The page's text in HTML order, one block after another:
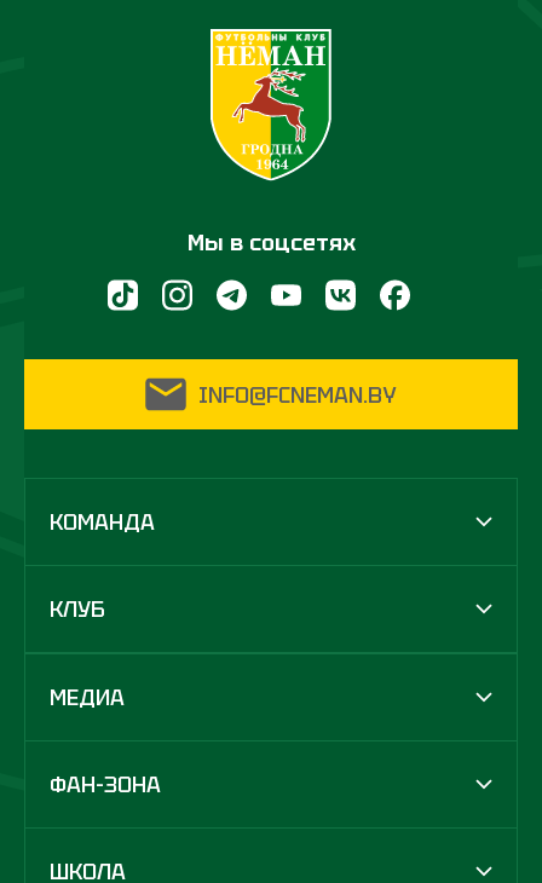
Мы в соцсетях
INFO@FCNEMAN.BY
КОМАНДА
КЛУБ
МЕДИА
ФАН-ЗОНА
ШКОЛА